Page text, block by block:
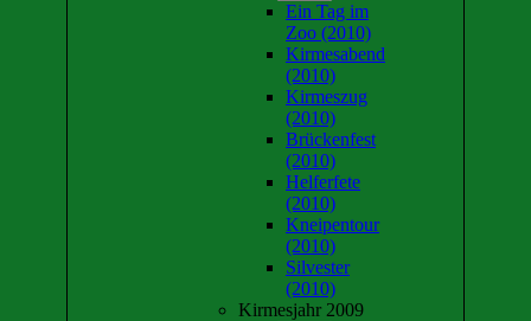
Ein Tag im
Zoo (2010)
Kirmesabend
(2010)
Kirmeszug
(2010)
Brückenfest
(2010)
Helferfete
(2010)
Kneipentour
(2010)
Silvester
(2010)
Kirmesjahr 2009